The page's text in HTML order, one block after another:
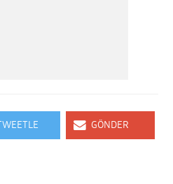
TWEETLE GÖNDER